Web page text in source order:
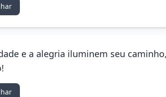
e a alegria iluminem seu